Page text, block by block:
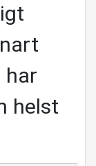
har
helst